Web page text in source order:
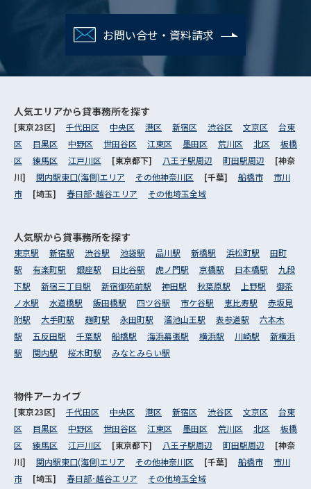
お問い合せ・資料請求
人気エリアから貸事務所を探す
[東京23区] 千代田区 中央区 港区 新宿区 渋谷区 文京区
台東
区
目黒区 中野区 世田谷区 江東区 墨田区 荒川区 北区
板橋
区
練馬区 江戸川区 [東京都下] 八王子駅周辺 町田駅周辺
[神奈
川] 関内駅東口(海側)エリア その他神奈川区 [千葉] 船橋市
市川
市
[埼玉] 春日部･越谷エリア その他埼玉全域
人気駅から貸事務所を探す
東京駅 新宿駅 渋谷駅 池袋駅 品川駅 新橋駅 浜松町駅
田町
駅
有楽町駅 銀座駅 日比谷駅 虎ノ門駅 京橋駅 日本橋駅
九段
下駅
新宿三丁目駅 新宿御苑前駅 神田駅 秋葉原駅 上野駅
御茶
ノ水駅
水道橋駅 飯田橋駅 四ツ谷駅 市ケ谷駅 恵比寿駅
赤坂見
附駅
大手町駅 麹町駅 永田町駅 溜池山王駅 表参道駅
六本木
駅
五反田駅 千葉駅 船橋駅 海浜幕張駅 横浜駅 川崎駅
新横浜
駅
関内駅 桜木町駅 みなとみらい駅
物件アーカイブ
[東京23区] 千代田区 中央区 港区 新宿区 渋谷区 文京区
台東
区
目黒区 中野区 世田谷区 江東区 墨田区 荒川区 北区
板橋
区
練馬区 江戸川区 [東京都下] 八王子駅周辺 町田駅周辺
[神奈
川] 関内駅東口(海側)エリア その他神奈川区 [千葉] 船橋市
市川
市
[埼玉] 春日部･越谷エリア その他埼玉全域